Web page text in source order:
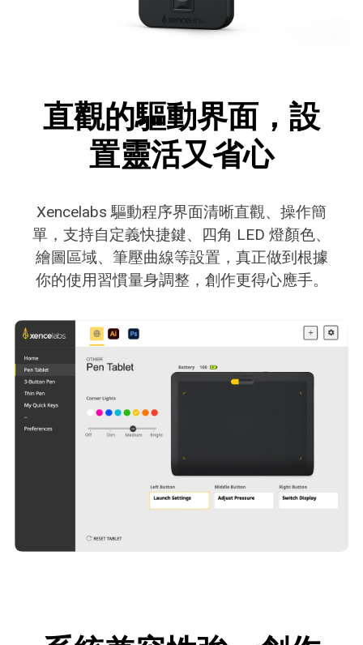
直觀的驅動界面，設
置靈活又省心
Xencelabs 驅動程序界面清晰直觀、操作簡
單，支持自定義快捷鍵、四角 LED 燈顏色、
繪圖區域、筆壓曲線等設置，真正做到根據
你的使用習慣量身調整，創作更得心應手。